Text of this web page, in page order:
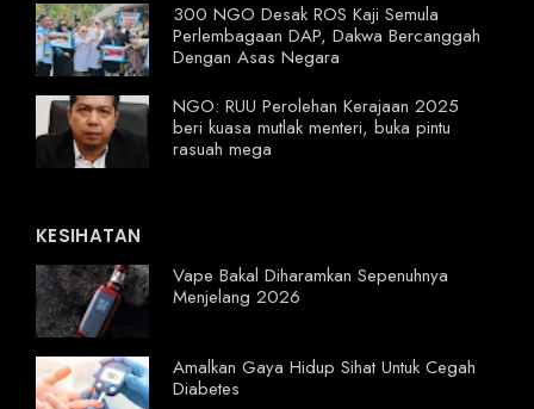
300 NGO Desak ROS Kaji Semula
Perlembagaan DAP, Dakwa Bercanggah
Dengan Asas Negara
NGO: RUU Perolehan Kerajaan 2025
beri kuasa mutlak menteri, buka pintu
rasuah mega
KESIHATAN
Vape Bakal Diharamkan Sepenuhnya
Menjelang 2026
Amalkan Gaya Hidup Sihat Untuk Cegah
Diabetes